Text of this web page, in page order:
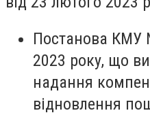
Постанова КМУ
2023 року, що
надання
відновлення